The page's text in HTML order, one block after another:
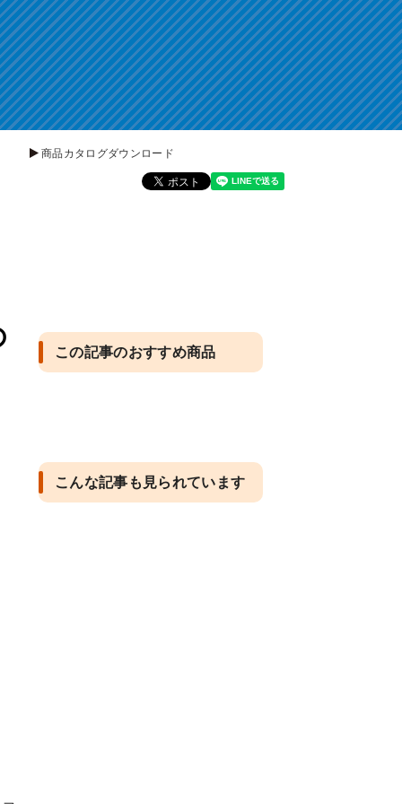
商品カタログダウンロード
この記事のおすすめ商品
こんな記事も見られています